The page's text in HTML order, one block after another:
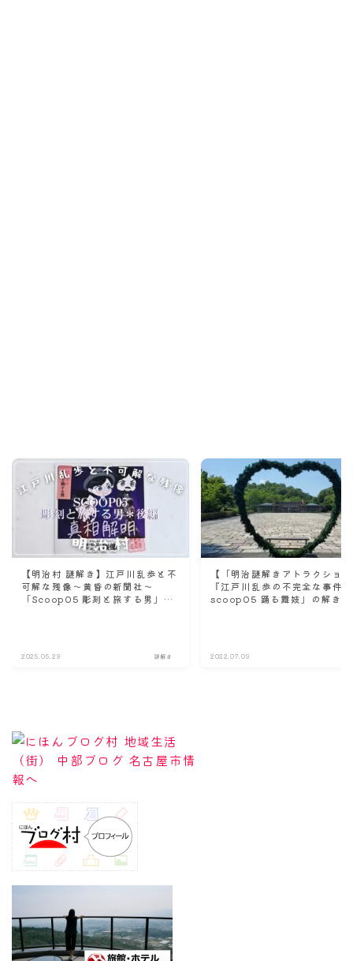
【明治村 謎解き】江戸川乱歩と不
可解な残像～黄昏の新聞社〜
「Scoop05 彫刻と旅する男」の
2025.05.29 謎解き
【「明治謎解きアトラクション
『江戸川乱歩の不完全な事件
scoop05 踊る舞妓」の解き
2022.07.03